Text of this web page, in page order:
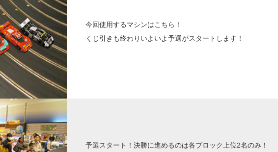
今回使用するマシンはこちら！
くじ引きも終わりいよいよ予選がスタートします！
予選スタート！決勝に進めるのは各ブロック上位2名のみ！